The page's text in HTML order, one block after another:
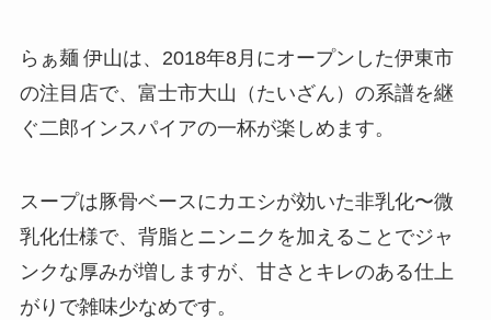
らぁ麺 伊山は、2018年8月にオープンした伊東市
の注目店で、富士市大山（たいざん）の系譜を継
ぐ二郎インスパイアの一杯が楽しめます。
スープは豚骨ベースにカエシが効いた非乳化〜微
乳化仕様で、背脂とニンニクを加えることでジャ
ンクな厚みが増しますが、甘さとキレのある仕上
がりで雑味少なめです。